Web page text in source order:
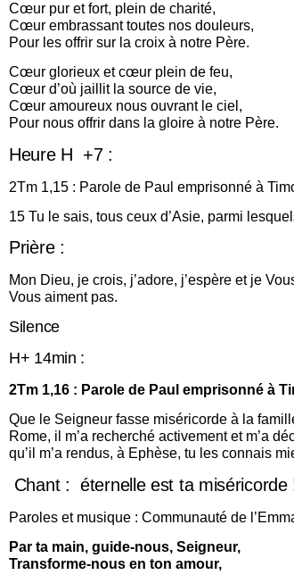
Cœur pur et fort, plein de charité,
Cœur embrassant toutes nos douleurs,
Pour les offrir sur la croix à notre Père.
Cœur glorieux et cœur plein de feu,
Cœur d’où jaillit la source de vie,
Cœur amoureux nous ouvrant le ciel,
Pour nous offrir dans la gloire à notre Père.
Heure H +7 :
2Tm 1,15 : Parole de Paul emprisonné à
15 Tu le sais, tous ceux d’Asie, parmi
Prière :
Mon Dieu, je crois, j’adore, j’espère et je
Vous aiment pas.
Silence
H+ 14min :
2Tm 1,16 : Parole de Paul emprisonné à
Que le Seigneur fasse miséricorde à la
Rome, il m’a recherché activement et m’a
qu’il m’a rendus, à Ephèse, tu les connais
Chant : éternelle est ta miséricorde
Paroles et musique : Communauté de
Par ta main, guide-nous, Seigneur,
Transforme-nous en ton amour,